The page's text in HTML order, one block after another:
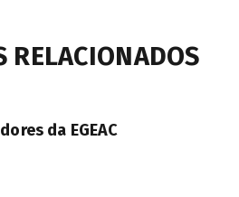
RELACIONADOS
da EGEAC